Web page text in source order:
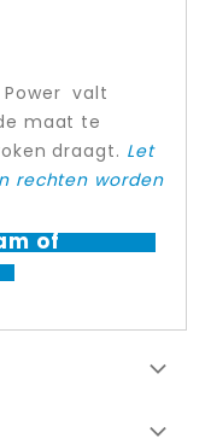
Power valt
maat te
draagt. Let
rechten worden